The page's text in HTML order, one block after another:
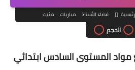
فضاء الأستاذ مباريات مثبت
الحجم
المستوى السادس ابتدائي